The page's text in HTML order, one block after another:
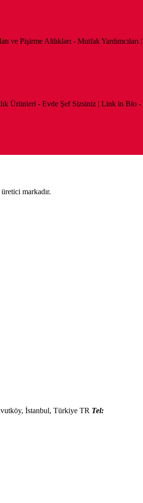
ve Pişirme Altlıkları - Mutfak
Ürünleri - Evde Şef Sizsiniz | Link in Bio
markadır.
İstanbul, Türkiye TR Tel: